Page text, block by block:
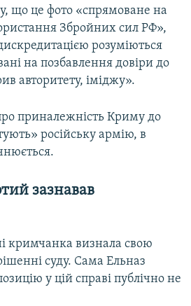
що це фото «спрямоване на
Збройних сил РФ»,
розуміються
на позбавлення довіри до
авторитету, іміджу».
приналежність Криму до
російську армію, в
зазнавав
кримчанка визнала свою
суду. Сама Ельназ
у цій справі публічно не